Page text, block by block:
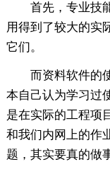
首先，专业技
用得到了较大的实
它们。
而资料软件的
本自己认为学习过
是在实际的工程项
和我们内网上的作
题，其实要真的做